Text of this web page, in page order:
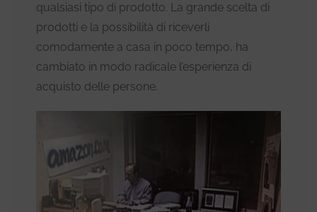
qualsiasi tipo di prodotto. La grande scelta di
prodotti e la possibilità di riceverli
comodamente a casa in poco tempo, ha
cambiato in modo radicale l’esperienza di
acquisto delle persone.